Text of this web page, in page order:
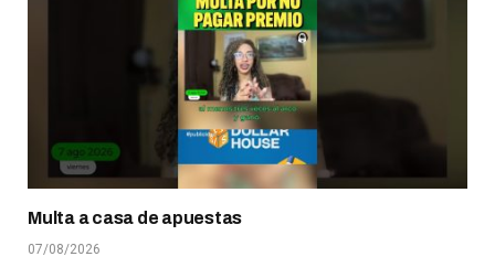
Multa a casa de apuestas
07/08/2026